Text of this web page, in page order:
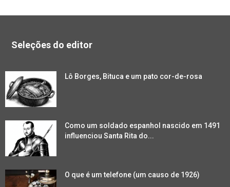
Seleções do editor
Lô Borges, Bituca e um pato cor-de-rosa
Como um soldado espanhol nascido em 1491
influenciou Santa Rita do...
O que é um telefone (um causo de 1926)